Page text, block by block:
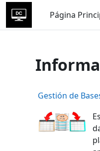
Salta al contenido principal
Página
Gestión de